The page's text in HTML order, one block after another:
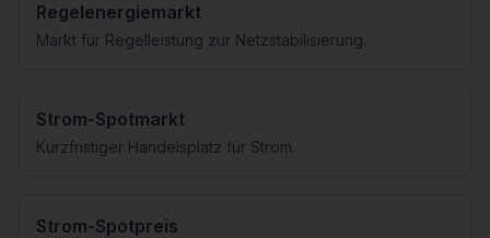
Regelenergiemarkt
Markt für Regelleistung zur Netzstabilisierung.
Strom-Spotmarkt
Kurzfristiger Handelsplatz für Strom.
Strom-Spotpreis